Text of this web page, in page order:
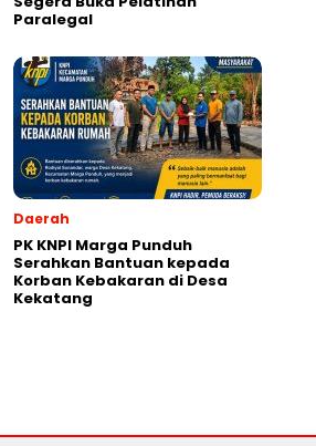
Paralegal
Daerah
PK KNPI Marga Punduh
Serahkan Bantuan kepada
Korban Kebakaran di Desa
Kekatang